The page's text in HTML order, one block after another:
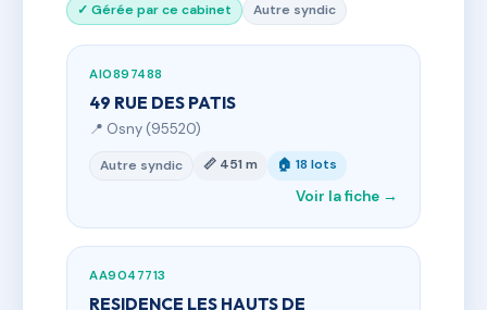
✓ Gérée par ce cabinet Autre syndic
AI0897488
49 RUE DES PATIS
📍 Osny (95520)
Autre syndic 📏 451 m 🏠 18 lots
Voir la fiche →
AA9047713
RESIDENCE LES HAUTS DE